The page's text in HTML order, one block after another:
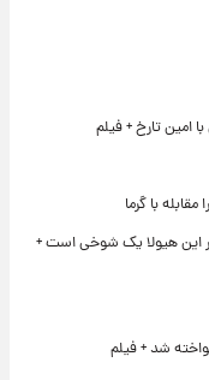
امین تارخ + فیلم
با گرما
این هیولا یک شوخی است +
شد + فیلم